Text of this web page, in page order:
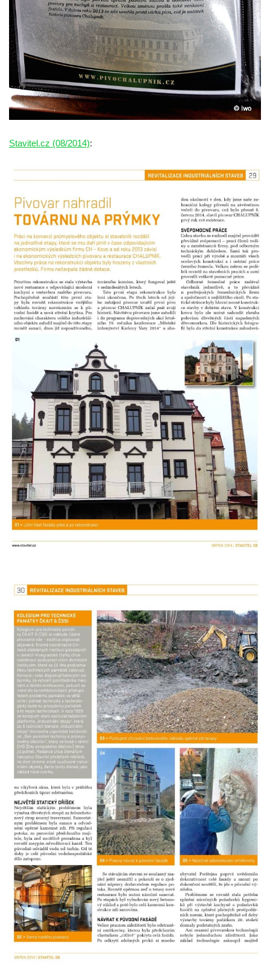
Hostinec ve Svojkově
Dům obuvi Baťa v Liberci
Hotel Cristal v Železném Brodě
Spořitelna a muzeum v Železném Brodě
Spořitelna v Semilech
Dům čp. 2 v Semilech (sídlo Muzea a
Obecní dům v Semilech
Fara u kostela svatých Petra a Pavla ve
Žluticích
Fuchsova vila v České Kamenici
Robert Fuchs, papírna v České Kamenici
Bývalá továrna Florian Hübel, tkalcovna u
Chřibské
Bývalá továrna J. B. Limburger junior,
přádelny bavlny v Chotyni
Bývalá továrna Johann Schowanek, tovární
výroba dřevěného zboží v Jiřetíně pod
Bukovou
Strom života na Dymníku v Rumburku
Pavilon Reinerovy fresky v zámeckém
parku v Duchcově
Dřevěný altán v Teplické ulici v Duchcově
Oplocení čestného dvora zámku v
Duchcově
Fara u kostela Zvěstování Panny Marie na
náměstí Republiky v Duchcově
Röslera synové, továrna kovového zboží
Tovární budova v Mikulášovicích – Anton
Pohl, továrna na gumové stuhy
Tovární budova čp. 478 v Mikulášovicích –
Franz Frenzel, továrna na nože
Tovární budova jižně od dolního nádraží v
Mikulášovicích – Josef Kunert & synové,
kovové a kancelářské zboží
Schodiště ke kostelu Nanebevzetí Panny
Marie ve Vilémově
Lázeňský dům čp. 82 v Lázních Libverda
Obří sud v Lázních Libverda
Lázeňský dům Jizera čp. 116 v Lázních
Libverda
Lázeňský dům Depandance Vodoléčba čp.
113 v Lázních Libverda
Dům čp. 94 na náměstí T. G. Masaryka ve
Frýdlantu
Dům čp. 104 na náměstí T. G. Masaryka ve
Frýdlantu
Stavitel.cz (08/2014):